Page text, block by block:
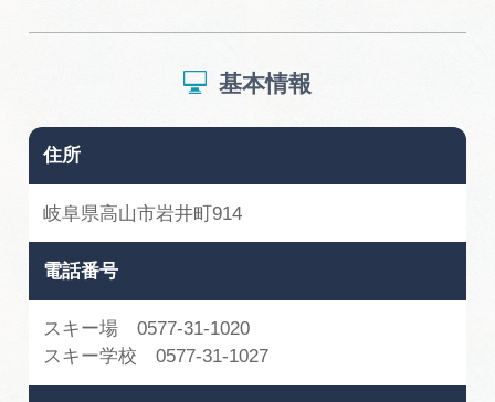
基本情報
住所
岐阜県高山市岩井町914
電話番号
スキー場 0577-31-1020
スキー学校 0577-31-1027